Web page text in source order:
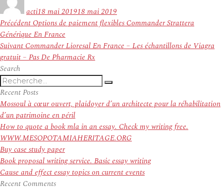
actile
18 mai 201918 mai 2019
Navigation
de
l’article
Précédent Article
précédent :
Options de paiement flexibles Commander Strattera
Générique En France
Suivant Article
suivant :
Commander Lioresal En France – Les échantillons de Viagra
gratuit – Pas De Pharmacie Rx
Search
Recherche
pour
:
Recherche
Recent Posts
Mossoul à cœur ouvert, plaidoyer d’un architecte pour la réhabilitation
d’un patrimoine en péril
How to quote a book mla in an essay. Check my writing free.
WWW.MESOPOTAMIAHERITAGE.ORG
Buy case study paper
Book proposal writing service. Basic essay writing
Cause and effect essay topics on current events
Recent Comments